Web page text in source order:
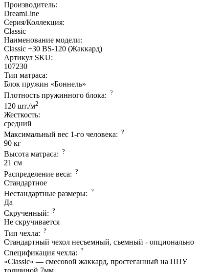
Производитель:
DreamLine
Серия/Коллекция:
Classic
Наименование модели:
Classic +30 BS-120 (Жаккард)
Артикул SKU:
107230
Тип матраса:
Блок пружин «Боннель»
Плотность пружинного блока: ?
120 шт./м2
Жесткость:
средний
Максимальный вес 1-го человека: ?
90 кг
Высота матраса: ?
21 см
Распределение веса: ?
Стандартное
Нестандартные размеры: ?
Да
Скрученный: ?
Не скручивается
Тип чехла: ?
Стандартный чехол несъемный, съемный - опционально
Спецификация чехла: ?
«Classic» — смесовой жаккард, простеганный на ППУ